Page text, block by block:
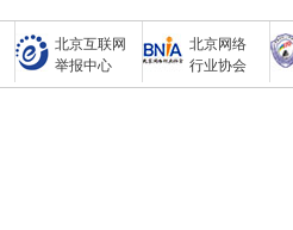
北京互联网
举报中心
北京网络
行业协会